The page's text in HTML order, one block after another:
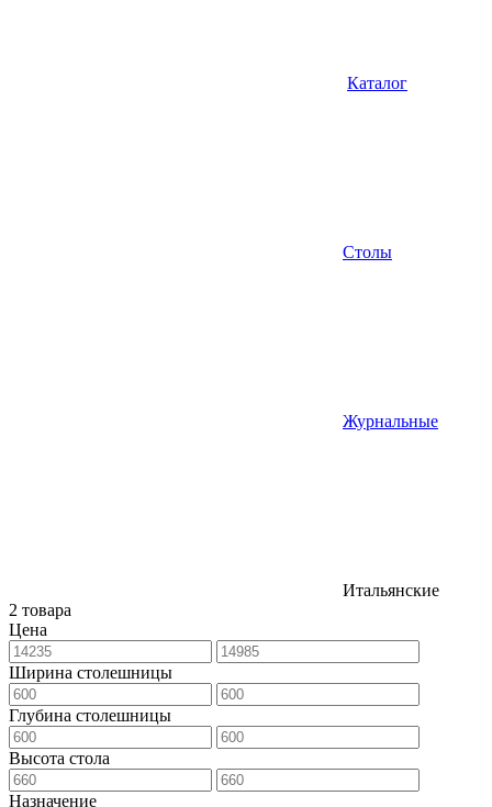
Каталог
Столы
Журнальные
Итальянские
2 товара
Цена
Ширина столешницы
Глубина столешницы
Высота стола
Назначение